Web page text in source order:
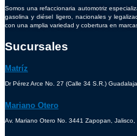
Somos una refaccionaria automotriz
gasolina y diésel ligero, nacionales y
con una amplia variedad y cobertura en
Sucursales
Matríz
Dr Pérez Arce No. 27 (Calle 34 S.R.)
Mariano Otero
Av. Mariano Otero No. 3441 Zapopan, Jalisco,